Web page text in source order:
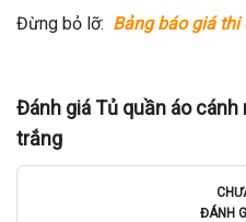
Đừng bỏ lỡ: Bảng báo giá thi
Đánh giá Tủ quần áo
trắng
ĐÁNH